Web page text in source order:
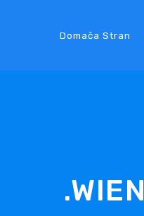
Domača Stran
.WIEN